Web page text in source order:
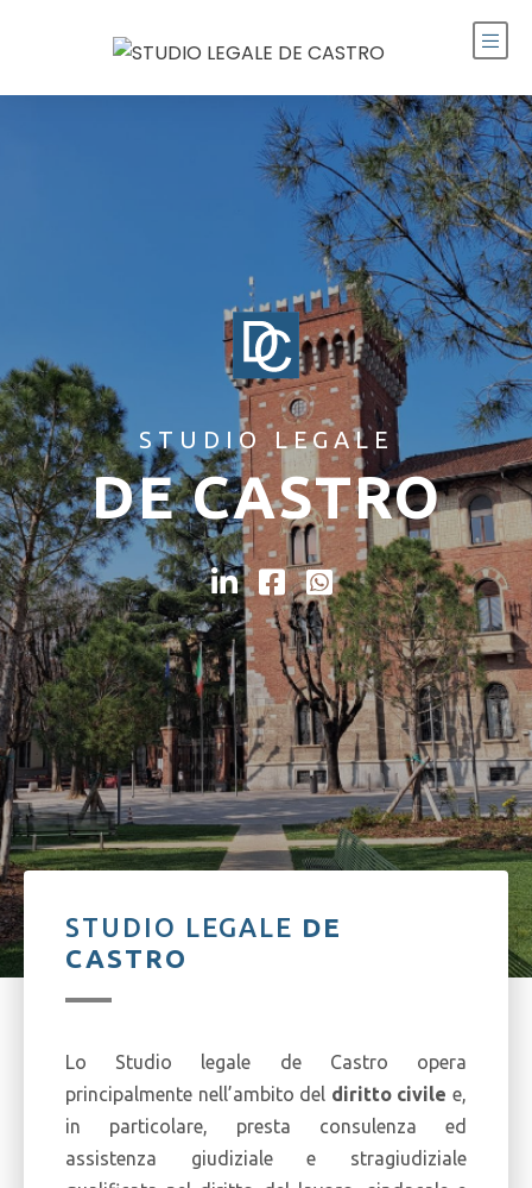
STUDIO LEGALE
DE CASTRO
STUDIO LEGALE DE
CASTRO
Lo Studio legale de Castro opera
principalmente nell’ambito del diritto civile e,
in particolare, presta consulenza ed
assistenza giudiziale e stragiudiziale